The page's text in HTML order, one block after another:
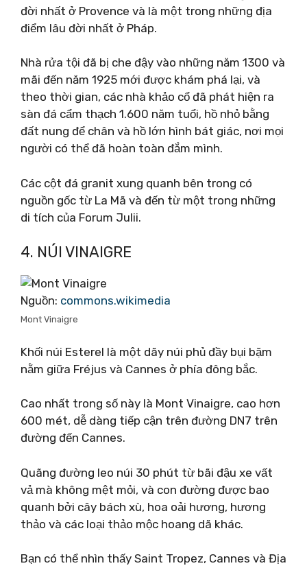
đời nhất ở Provence và là một trong những địa
điểm lâu đời nhất ở Pháp.
Nhà rửa tội đã bị che đậy vào những năm 1300 và
mãi đến năm 1925 mới được khám phá lại, và
theo thời gian, các nhà khảo cổ đã phát hiện ra
sàn đá cẩm thạch 1.600 năm tuổi, hồ nhỏ bằng
đất nung để chân và hồ lớn hình bát giác, nơi mọi
người có thể đã hoàn toàn đắm mình.
Các cột đá granit xung quanh bên trong có
nguồn gốc từ La Mã và đến từ một trong những
di tích của Forum Julii.
4. NÚI VINAIGRE
Nguồn: commons.wikimedia
Mont Vinaigre
Khối núi Esterel là một dãy núi phủ đầy bụi bặm
nằm giữa Fréjus và Cannes ở phía đông bắc.
Cao nhất trong số này là Mont Vinaigre, cao hơn
600 mét, dễ dàng tiếp cận trên đường DN7 trên
đường đến Cannes.
Quãng đường leo núi 30 phút từ bãi đậu xe vất
vả mà không mệt mỏi, và con đường được bao
quanh bởi cây bách xù, hoa oải hương, hương
thảo và các loại thảo mộc hoang dã khác.
Bạn có thể nhìn thấy Saint Tropez, Cannes và Địa